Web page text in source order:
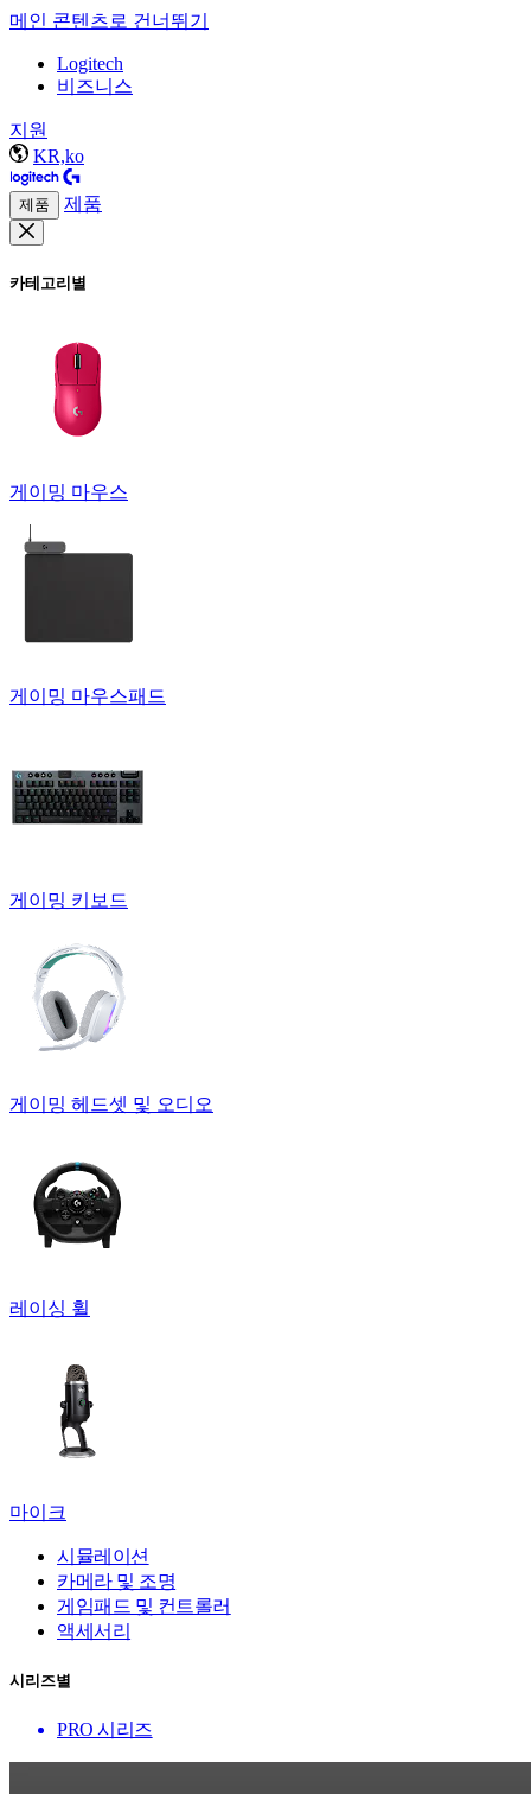
메인 콘텐츠로 건너뛰기
Logitech
비즈니스
지원
KR,ko
제품 제품
카테고리별
게이밍 마우스
게이밍 마우스패드
게이밍 키보드
게이밍 헤드셋 및 오디오
레이싱 휠
마이크
시뮬레이션
카메라 및 조명
게임패드 및 컨트롤러
액세서리
시리즈별
PRO 시리즈